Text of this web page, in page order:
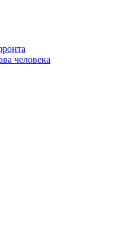
человека